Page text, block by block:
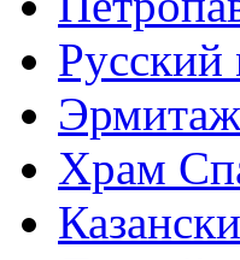
Русский
Храм